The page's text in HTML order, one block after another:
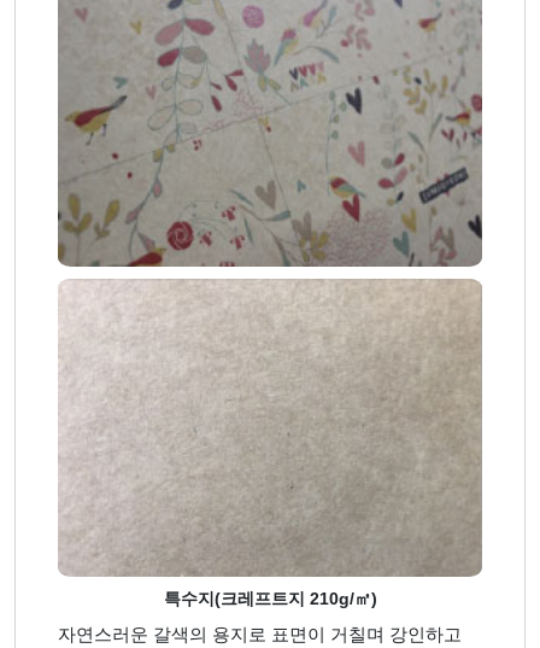
특수지(크레프트지 210g/㎡)
자연스러운 갈색의 용지로 표면이 거칠며 강인하고